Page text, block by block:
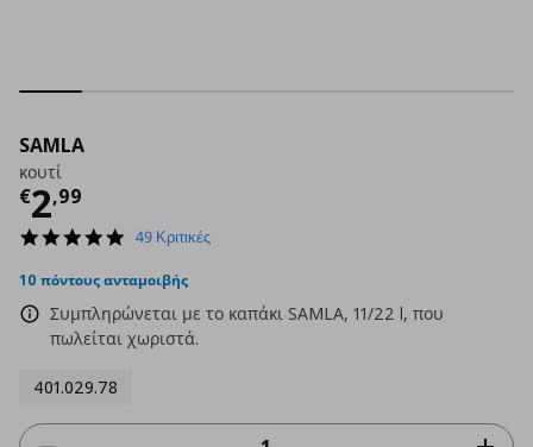
SAMLA
κουτί
€2,99
Τρέχουσα τιμή
4.8
rating
49 Κριτικές
10 πόντους ανταμοιβής
Συμπληρώνεται με το καπάκι SAMLA, 11/22 l, που
πωλείται χωριστά.
401.029.78